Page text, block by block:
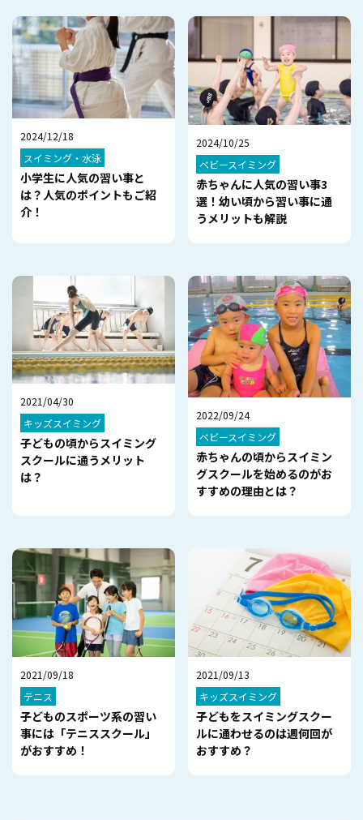
2024/12/18
スイミング・水泳
小学生に人気の習い事と
は？人気のポイントもご紹
介！
2024/10/25
ベビースイミング
赤ちゃんに人気の習い事3
選！幼い頃から習い事に通
うメリットも解説
2021/04/30
キッズスイミング
子どもの頃からスイミング
スクールに通うメリット
は？
2022/09/24
ベビースイミング
赤ちゃんの頃からスイミン
グスクールを始めるのがお
すすめの理由とは？
2021/09/18
テニス
子どものスポーツ系の習い
事には「テニススクール」
がおすすめ！
2021/09/13
キッズスイミング
子どもをスイミングスクー
ルに通わせるのは週何回が
おすすめ？